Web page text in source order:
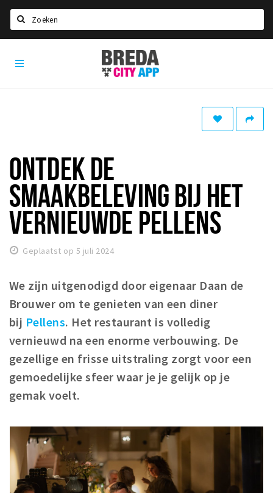
Home
Eten
Drinken
Slapen
Winkelgebieden
Parkeren
Bezienswaardigheden
Musea, theaters & podia
Uitjes & activiteiten
Toeristische routes
Baroniepoorten
Sport
Privacy
Breda
City
App
ONTDEK DE
SMAAKBELEVING BIJ HET
VERNIEUWDE PELLENS
Geplaatst op 5 juli 2024
We zijn uitgenodigd door eigenaar Daan de
Brouwer om te genieten van een diner
bij Pellens. Het restaurant is volledig
vernieuwd na een enorme verbouwing. De
gezellige en frisse uitstraling zorgt voor een
gemoedelijke sfeer waar je je gelijk op je
gemak voelt.